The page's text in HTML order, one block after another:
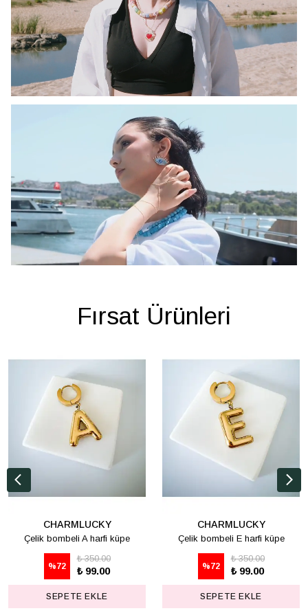
Fırsat Ürünleri
CHARMLUCKY
Çelik bombeli A harfi küpe
%72
₺ 350.00
₺ 99.00
SEPETE EKLE
CHARMLUCKY
Çelik bombeli E harfi küpe
%72
₺ 350.00
₺ 99.00
SEPETE EKLE